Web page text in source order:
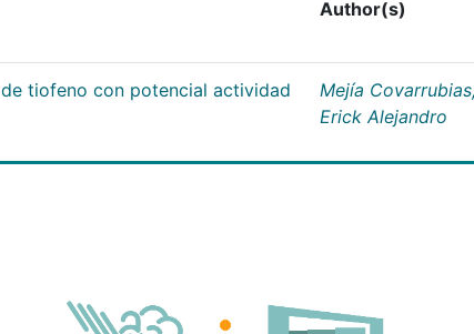
Author(s)
tiofeno con potencial actividad
Mejía
Erick Alejandro